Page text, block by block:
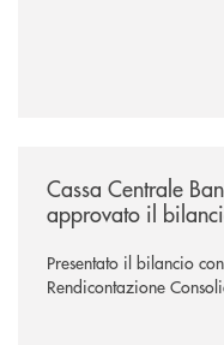
Cassa Centrale
approvato il
Presentato il bilancio
Rendicontazione